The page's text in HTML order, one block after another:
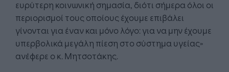
ευρύτερη κοινωνική σημασία, διότι σήμερα όλοι οι
περιορισμοί τους οποίους έχουμε επιβάλει
γίνονται για έναν και μόνο λόγο: για να μην έχουμε
υπερβολικά μεγάλη πίεση στο σύστημα υγείας»
ανέφερε ο κ. Μητσοτάκης.